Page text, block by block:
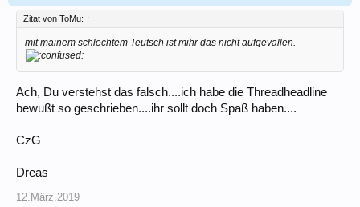
Zitat von ToMu: ↑
mit mainem schlechtem Teutsch ist mihr das nicht aufgevallen.
Ach, Du verstehst das falsch....ich habe die Threadheadline
bewußt so geschrieben....ihr sollt doch Spaß haben....
CzG
Dreas
12.März.2019